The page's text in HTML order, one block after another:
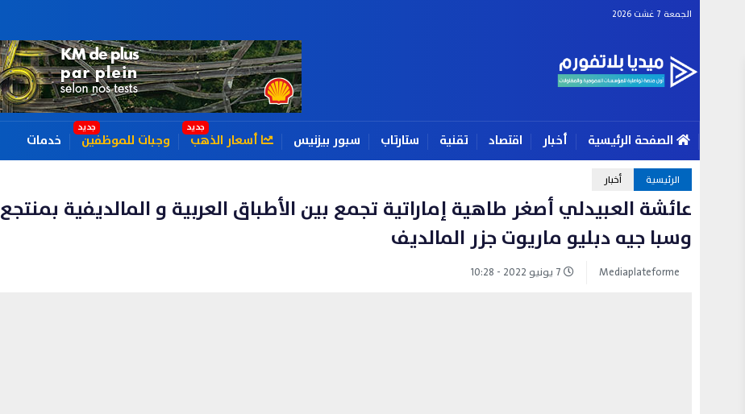
الجمعة 7 غشت 2026
الصفحة الرئيسية أخبار اقتصاد تقنية ستارتاب سبور بيزنيس أسعار الذهب وجبات للموظفين خدمات
الرئيسية أخبار
عائشة العبيدلي أصغر طاهية إماراتية تجمع بين الأطباق العربية و المالديفية بمنتجع
وسبا جيه دبليو ماريوت جزر المالديف
Mediaplateforme